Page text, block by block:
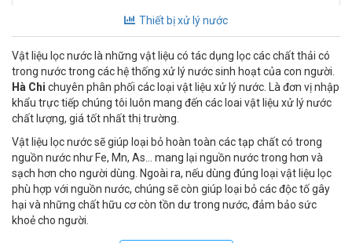
Thiết bị xử lý nước
Vật liệu lọc nước là những vật liệu có tác dụng lọc các chất thải có
trong nước trong các hệ thống xử lý nước sinh hoạt của con người.
Hà Chi chuyên phân phối các loại vật liệu xử lý nước. Là đơn vị nhập
khẩu trực tiếp chúng tôi luôn mang đến các loai vật liệu xử lý nước
chất lượng, giá tốt nhất thị trường.
Vật liệu lọc nước sẽ giúp loại bỏ hoàn toàn các tạp chất có trong
nguồn nước như Fe, Mn, As… mang lại nguồn nước trong hơn và
sạch hơn cho người dùng. Ngoài ra, nếu dùng đúng loại vật liệu lọc
phù hợp với nguồn nước, chúng sẽ còn giúp loại bỏ các độc tố gây
hại và những chất hữu cơ còn tồn dư trong nước, đảm bảo sức
khoẻ cho người.